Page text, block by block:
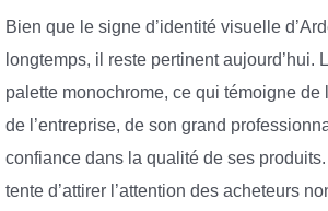
Bien que le signe d’identité visuelle
longtemps, il reste pertinent aujourd’hui.
palette monochrome, ce qui témoigne de
de l’entreprise, de son grand
confiance dans la qualité de ses
tente d’attirer l’attention des acheteurs